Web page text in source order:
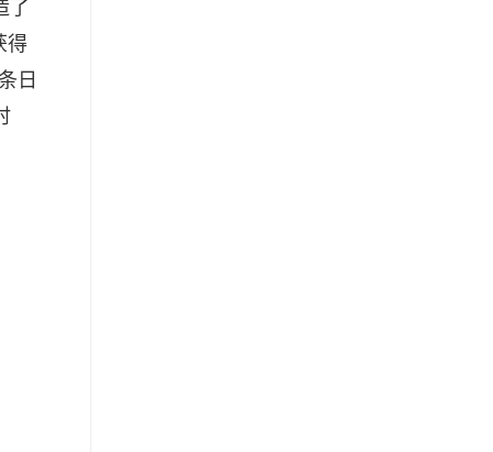
了
得
日